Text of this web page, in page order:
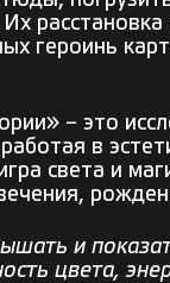
героинь
– это
в
света и
и
цвета,